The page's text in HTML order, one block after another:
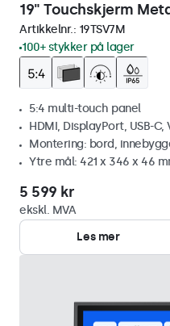
19" Touchskjerm
Artikkelnr.: 19TSV7M
100+ stykker på lager
5:4 multi-touch panel
HDMI, DisplayPort, USB-C,
Montering: bord,
Ytre mål: 421 x 346 x 46
5 599 kr
ekskl. MVA
Les mer